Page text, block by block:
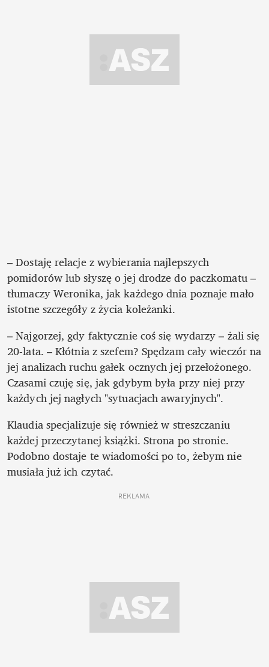
– Dostaję relacje z wybierania najlepszych
pomidorów lub słyszę o jej drodze do paczkomatu –
tłumaczy Weronika, jak każdego dnia poznaje mało
istotne szczegóły z życia koleżanki.
– Najgorzej, gdy faktycznie coś się wydarzy – żali się
20-lata. – Kłótnia z szefem? Spędzam cały wieczór na
jej analizach ruchu gałek ocznych jej przełożonego.
Czasami czuję się, jak gdybym była przy niej przy
każdych jej nagłych "sytuacjach awaryjnych".
Klaudia specjalizuje się również w streszczaniu
każdej przeczytanej książki. Strona po stronie.
Podobno dostaje te wiadomości po to, żebym nie
musiała już ich czytać.
REKLAMA